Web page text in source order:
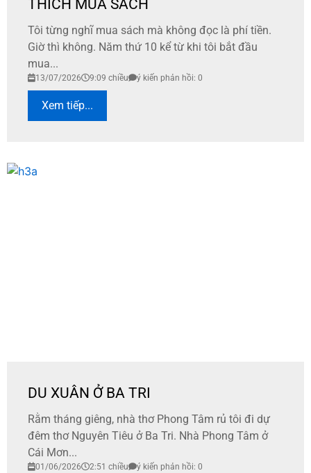
THÍCH MUA SÁCH
Tôi từng nghĩ mua sách mà không đọc là phí tiền.
Giờ thì không. Năm thứ 10 kể từ khi tôi bắt đầu
mua...
13/07/2026 9:09 chiều ý kiến phản hồi: 0
Xem tiếp...
DU XUÂN Ở BA TRI
Rằm tháng giêng, nhà thơ Phong Tâm rủ tôi đi dự
đêm thơ Nguyên Tiêu ở Ba Tri. Nhà Phong Tâm ở
Cái Mơn...
01/06/2026 2:51 chiều ý kiến phản hồi: 0